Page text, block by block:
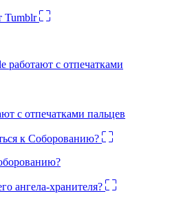
с отпечатками пальцев